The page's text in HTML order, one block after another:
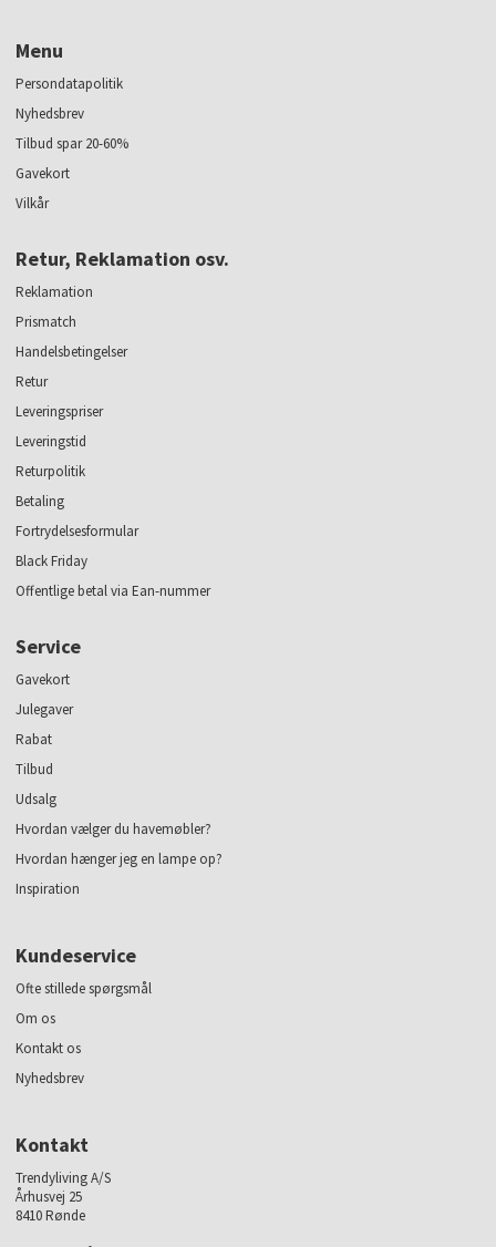
Menu
Persondatapolitik
Nyhedsbrev
Tilbud spar 20-60%
Gavekort
Vilkår
Retur, Reklamation osv.
Reklamation
Prismatch
Handelsbetingelser
Retur
Leveringspriser
Leveringstid
Returpolitik
Betaling
Fortrydelsesformular
Black Friday
Offentlige betal via Ean-nummer
Service
Gavekort
Julegaver
Rabat
Tilbud
Udsalg
Hvordan vælger du havemøbler?
Hvordan hænger jeg en lampe op?
Inspiration
Kundeservice
Ofte stillede spørgsmål
Om os
Kontakt os
Nyhedsbrev
Kontakt
Trendyliving A/S
Århusvej 25
8410 Rønde